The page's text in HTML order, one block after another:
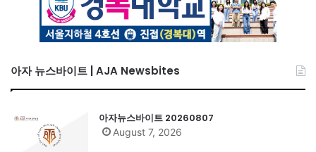
아자 뉴스바이트 | AJA Newsbites
아자뉴스바이트 20260807
August 7, 2026